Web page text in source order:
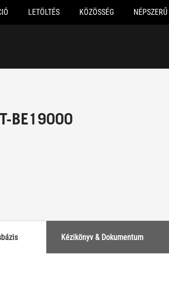
LETÖLTÉS KÖZÖSSÉG
BE19000
Kézikönyv & Dokumentum